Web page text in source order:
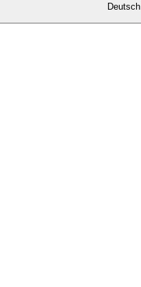
Deutsch